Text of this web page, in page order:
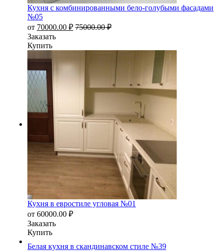
Кухня с комбинированными бело-голубыми фасадами
№05
от 70000.00 ₽ 75000.00₽
Заказать
Купить
Кухня в евростиле угловая №01
от 60000.00 ₽
Заказать
Купить
Белая кухня в скандинавском стиле №39